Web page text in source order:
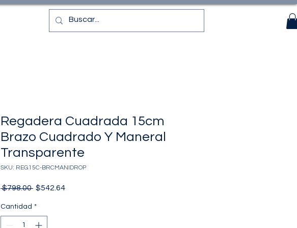
Regadera Cuadrada 15cm
Brazo Cuadrado Y Maneral
Transparente
SKU: REG15C-BRCMANIDROP
$798.00 Precio
$542.64Precio
Cantidad *